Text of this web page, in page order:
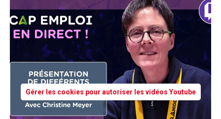
Gérer les cookies pour autoriser les vidéos Youtube